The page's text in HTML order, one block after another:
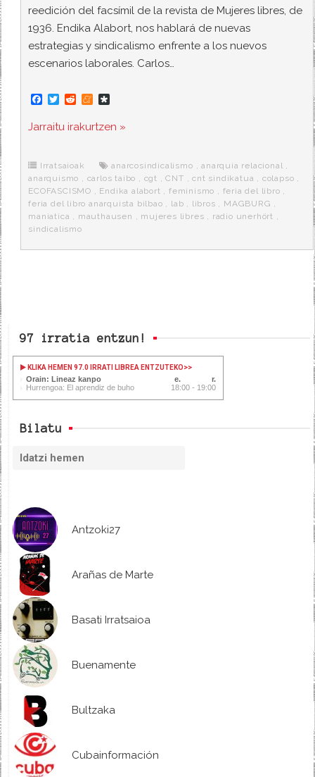
reedición del facsímil de la revista de Mujeres libres, de
1936. Endika Alabort, nos hablará de nuevas
estrategias y sindicalismo enfrente a los nuevos
escenarios laborales. Carlos…
F
c
e
o
k
T
i
t
r
R
d
d
M
n
e
e
a
s
r
a
Jarraitu irakurtzen »
Irratsaioak anarcosindicalismo ,anarquia relacional ,
anarquismo , carlos taibo , cgt ,CNT ,cnt sindikatua , colapso ,
ECOFASCISMO , Endika alabort ,feminismo , feria del libro ,
feria del libro anarquista bilbao , lab , libros , MAGBURG ,
maniatica , mauthausen , mujeres libres , radio unerhört ,
sindicalismo
97 irratia entzun!
KLIKA HEMEN 97.0 IRRATI LIBREA ENTZUTEKO>>
Orain: Lineaz kanpo
Hurrengoa: El aprendiz de buho
18:00 - 19:00
Bilatu
Antzoki27
Arañas de Marte
Basati Irratsaioa
Buenamente
Bultzaka
Cubainformación